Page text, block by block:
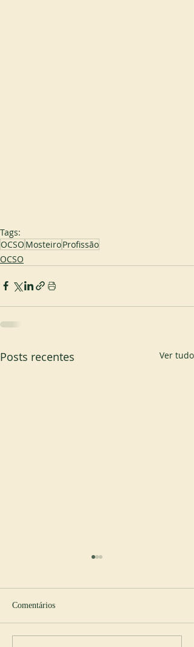
Tags:
OCSO MosteiroProfissão
OCSO
Posts recentes Ver tudo
Comentários